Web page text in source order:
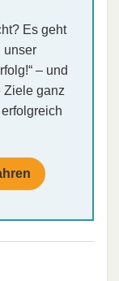
Es geht
unser
– und
Ziele ganz